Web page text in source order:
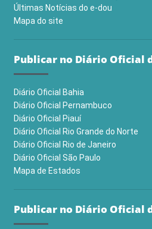
Últimas Notícias do e-dou
Mapa do site
Publicar no Diário Oficial
Diário Oficial Bahia
Diário Oficial Pernambuco
Diário Oficial Piauí
Diário Oficial Rio Grande do Norte
Diário Oficial Rio de Janeiro
Diário Oficial São Paulo
Mapa de Estados
Publicar no Diário Oficial